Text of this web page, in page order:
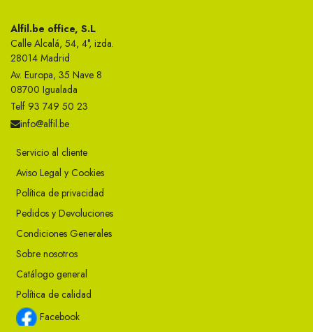
Alfil.be office, S.L
Calle Alcalá, 54, 4°, izda.
28014 Madrid
Av. Europa, 35 Nave 8
08700 Igualada
Telf 93 749 50 23
info@alfil.be
Servicio al cliente
Aviso Legal y Cookies
Política de privacidad
Pedidos y Devoluciones
Condiciones Generales
Sobre nosotros
Catálogo general
Política de calidad
Facebook